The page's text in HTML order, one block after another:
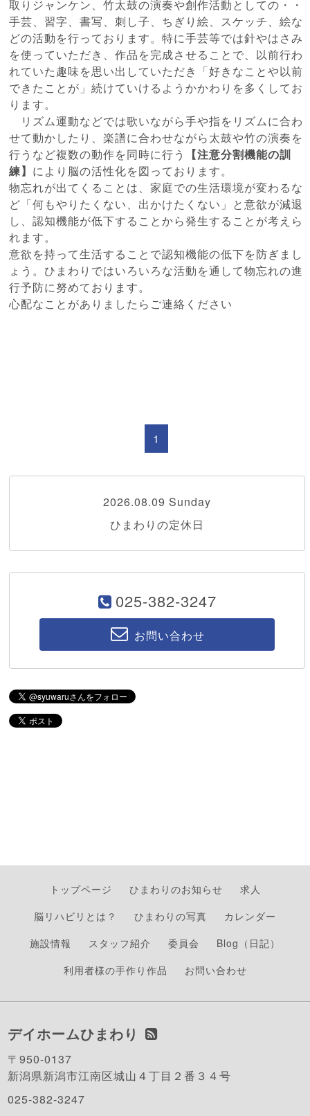
取りジャンケン、竹太鼓の演奏や創作活動としての・・
手芸、習字、書写、刺し子、ちぎり絵、スケッチ、絵な
どの活動を行っております。特に手芸等では針やはさみ
を使っていただき、作品を完成させることで、以前行わ
れていた趣味を思い出していただき「好きなことや以前
できたことが」続けていけるようかかわりを多くしてお
ります。
リズム運動などでは歌いながら手や指をリズムに合わ
せて動かしたり、楽譜に合わせながら太鼓や竹の演奏を
行うなど複数の動作を同時に行う
【注意分割機能の訓
練】 により脳の活性化を図っております。
物忘れが出てくることは、家庭での生活環境が変わるな
ど「何もやりたくない、出かけたくない」と意欲が減退
し、認知機能が低下することから発生することが考えら
れます。
意欲を持って生活することで認知機能の低下を防ぎまし
ょう。ひまわりではいろいろな活動を通して物忘れの進
行予防に努めております。
心配なことがありましたらご連絡ください
1
2026.08.09 Sunday
ひまわりの定休日
025-382-3247
お問い合わせ
トップページ ひまわりのお知らせ
求人
脳リハビリとは？
ひまわりの写真
カレンダー
施設情報
スタッフ紹介 委員会
Blog（日記）
利用者様の手作り作品
お問い合わせ
デイホームひまわり
〒950-0137
新潟県新潟市江南区城山４丁目２番３４号
025-382-3247